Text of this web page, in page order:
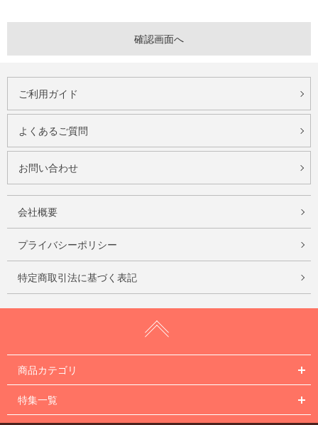
ご利用ガイド
よくあるご質問
お問い合わせ
会社概要
プライバシーポリシー
特定商取引法に基づく表記
商品カテゴリ
特集一覧